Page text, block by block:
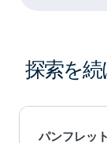
探索を続
パンフレット